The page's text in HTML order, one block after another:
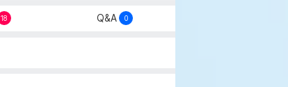
18 Q&A 0